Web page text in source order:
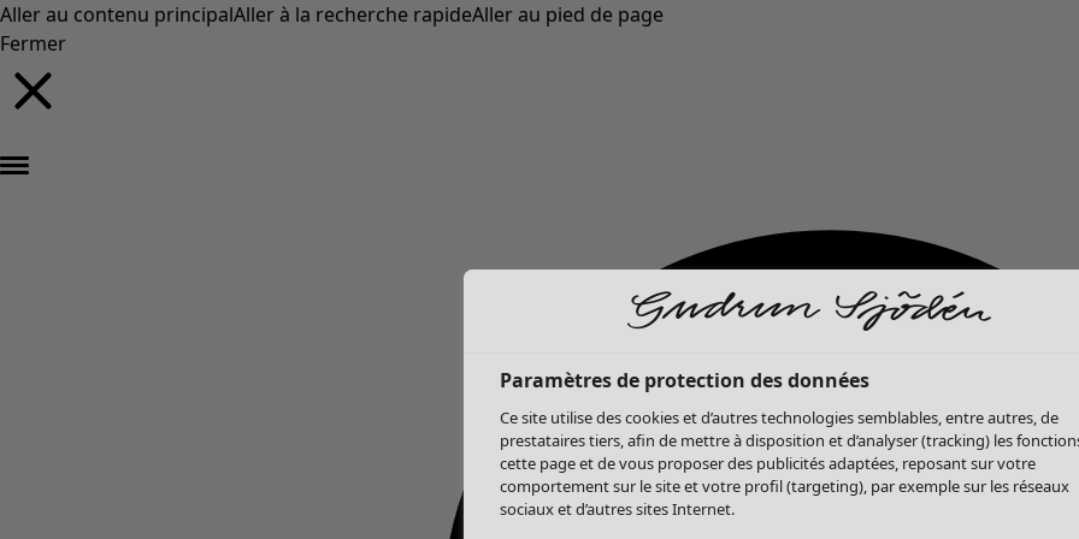
Aller au contenu principalAller à la recherche rapideAller au pied de page
Fermer
Paramètres de protection des données
Ce site utilise des cookies et d’autres technologies semblables, entre autres, de
prestataires tiers, afin de mettre à disposition et d’analyser (tracking) les
cette page et de vous proposer des publicités adaptées, reposant sur votre
comportement sur le site et votre profil (targeting), par exemple sur les réseaux
sociaux et d’autres sites Internet.